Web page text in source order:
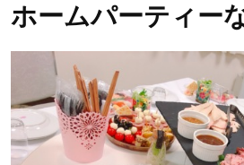
プ
ホームパーティー